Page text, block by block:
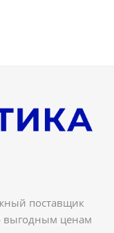
поставщик
выгодным ценам